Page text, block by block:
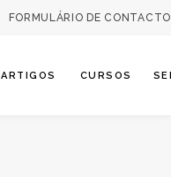
FORMULÁRIO DE CONTACTO
ARTIGOS Abrir
CURSOS